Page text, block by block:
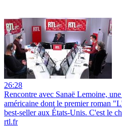
26:28
Rencontre avec Sanaë Lemoine,
américaine dont le premier roman
best-seller aux États-Unis. C'est le
rtl.fr